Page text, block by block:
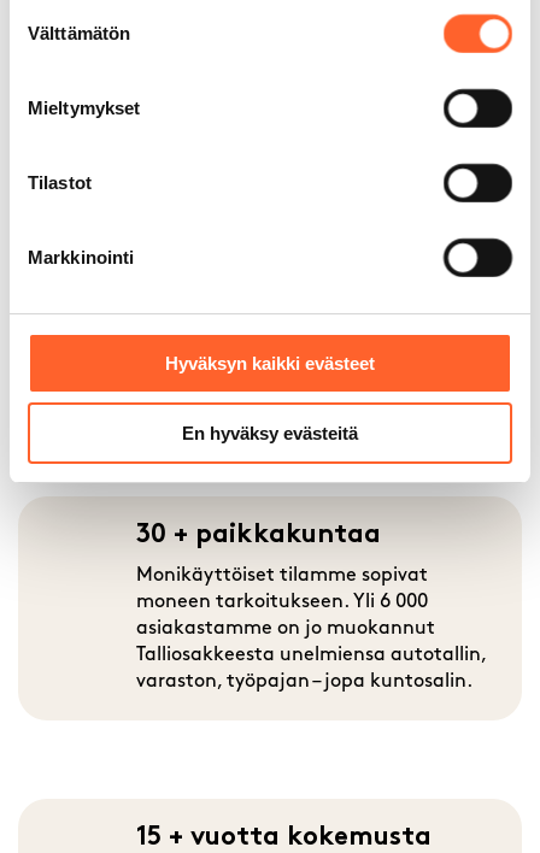
valinta
Välttämätön
Mieltymykset
Tilastot
Markkinointi
Hyväksyn kaikki evästeet
En hyväksy evästeitä
Talliosakkeesta unelmiensa autotallin,
varaston, työpajan – jopa kuntosalin.
200 000 m² rakennettuja
Talliosakkeesta unelmiensa autotallin,
30 + paikkakuntaa
Monikäyttöiset tilamme sopivat
moneen tarkoitukseen. Yli 6 000
asiakastamme on jo muokannut
Talliosakkeesta unelmiensa autotallin,
varaston, työpajan – jopa kuntosalin.
15 + vuotta kokemusta